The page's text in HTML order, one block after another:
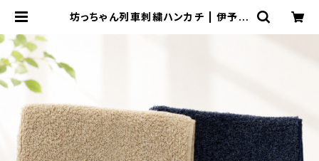
坊っちゃん列車刺繍ハンカチ | 伊予鉄